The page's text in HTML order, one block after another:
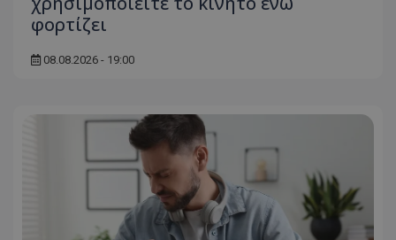
φορτίζει
08.08.2026 - 19:00